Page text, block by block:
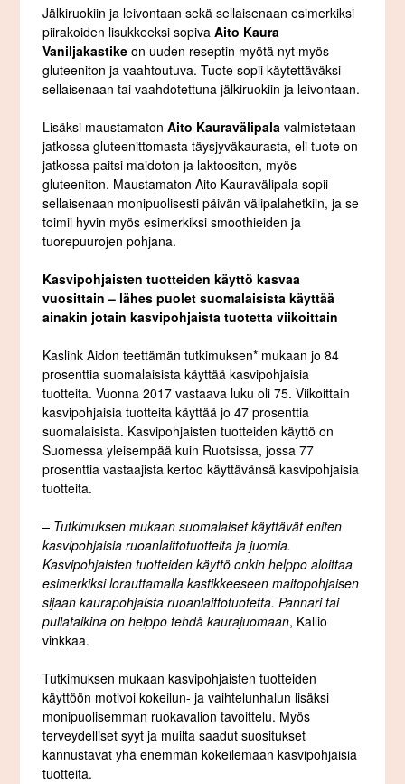
Jälkiruokiin ja leivontaan sekä sellaisenaan esimerkiksi
piirakoiden lisukkeeksi sopivaAito Kaura
Vaniljakastikeon uuden reseptin myötä nyt myös
gluteeniton ja vaahtoutuva. Tuote sopii käytettäväksi
sellaisenaan tai vaahdotettuna jälkiruokiin ja leivontaan.
Lisäksi maustamatonAito Kauravälipalavalmistetaan
jatkossa gluteenittomasta täysjyväkaurasta, eli tuote on
jatkossa paitsi maidoton ja laktoositon, myös
gluteeniton. Maustamaton Aito Kauravälipala sopii
sellaisenaan monipuolisesti päivän välipalahetkiin, ja se
toimii hyvin myös esimerkiksi smoothieiden ja
tuorepuurojen pohjana.
Kasvipohjaisten tuotteiden käyttö kasvaa
vuosittain – lähes puolet suomalaisista käyttää
ainakin jotain kasvipohjaista tuotetta viikoittain
Kaslink Aidon teettämän tutkimuksen* mukaan jo 84
prosenttia suomalaisista käyttää kasvipohjaisia
tuotteita. Vuonna 2017 vastaava luku oli 75. Viikoittain
kasvipohjaisia tuotteita käyttää jo 47 prosenttia
suomalaisista. Kasvipohjaisten tuotteiden käyttö on
Suomessa yleisempää kuin Ruotsissa, jossa 77
prosenttia vastaajista kertoo käyttävänsä kasvipohjaisia
tuotteita.
– Tutkimuksen mukaan suomalaiset käyttävät eniten
kasvipohjaisia ruoanlaittotuotteita ja juomia.
Kasvipohjaisten tuotteiden käyttö onkin helppo aloittaa
esimerkiksi lorauttamalla kastikkeeseen maitopohjaisen
sijaan kaurapohjaista ruoanlaittotuotetta. Pannari tai
pullataikina on helppo tehdä kaurajuomaan, Kallio
vinkkaa.
Tutkimuksen mukaan kasvipohjaisten tuotteiden
käyttöön motivoi kokeilun- ja vaihtelunhalun lisäksi
monipuolisemman ruokavalion tavoittelu. Myös
terveydelliset syyt ja muilta saadut suositukset
kannustavat yhä enemmän kokeilemaan kasvipohjaisia
tuotteita.